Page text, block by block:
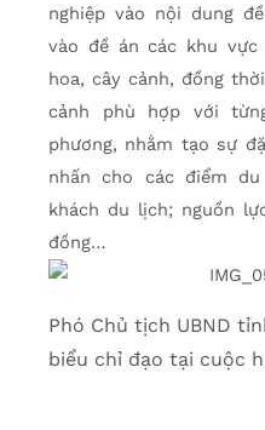
nghiệp vào nội dung
vào đề án các khu
hoa, cây cảnh, đồng
cảnh phù hợp với
phương, nhằm tạo sự
nhấn cho các điểm
khách du lịch; nguồn
đồng…
Phó Chủ tịch UBND
biểu chỉ đạo tại cuộc